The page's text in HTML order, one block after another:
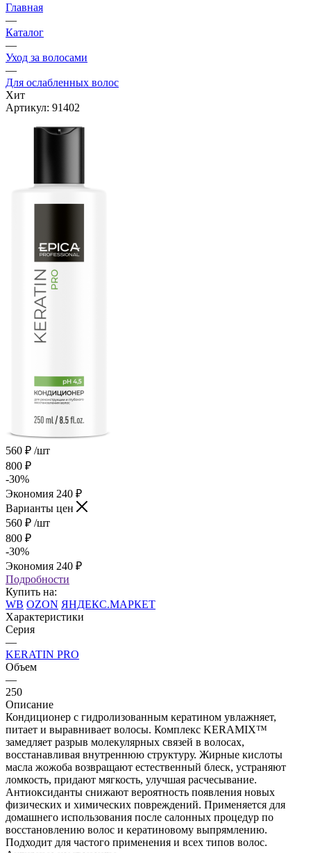
Главная
—
Каталог
—
Уход за волосами
—
Для ослабленных волос
Хит
Артикул: 91402
560 ₽ /шт
800 ₽
-30%
Экономия 240 ₽
Варианты цен
560 ₽ /шт
800 ₽
-30%
Экономия 240 ₽
Подробности
Купить на:
WB OZON ЯНДЕКС.МАРКЕТ
Характеристики
Серия
—
KERATIN PRO
Объем
—
250
Описание
Кондиционер с гидролизованным кератином увлажняет,
питает и выравнивает волосы. Комплекс KERAMIX™
замедляет разрыв молекулярных связей в волосах,
восстанавливая внутреннюю структуру. Жирные кислоты
масла жожоба возвращают естественный блеск, устраняют
ломкость, придают мягкость, улучшая расчесывание.
Антиоксиданты снижают вероятность появления новых
физических и химических повреждений. Применяется для
домашнего использования после салонных процедур по
восстановлению волос и кератиновому выпрямлению.
Подходит для частого применения и всех типов волос.